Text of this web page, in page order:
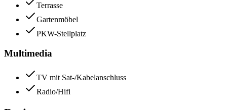
Terrasse
Gartenmöbel
PKW-Stellplatz
Multimedia
TV mit Sat-/Kabelanschluss
Radio/Hifi